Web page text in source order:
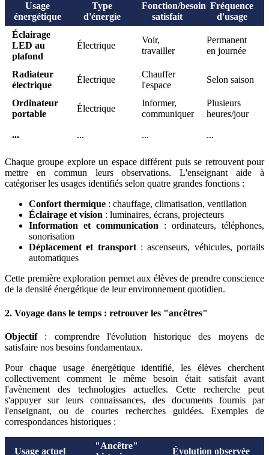
Usage
énergétique
Type
d'énergie
Fonction/besoin
satisfait
Fréquence
d'usage
Éclairage
LED au
plafond
Électrique
Voir,
travailler
Permanent
en journée
Radiateur
électrique
Électrique
Chauffer
l'espace
Selon saison
Ordinateur
portable
Électrique
Informer,
communiquer
Plusieurs
heures/jour
... ... ... ...
Chaque groupe explore un espace différent puis se retrouvent pour
mettre en commun leurs observations. L'enseignant aide à
catégoriser les usages identifiés selon quatre grandes fonctions :
Confort thermique : chauffage, climatisation, ventilation
Éclairage et vision : luminaires, écrans, projecteurs
Information et communication : ordinateurs, téléphones,
sonorisation
Déplacement et transport: ascenseurs, véhicules, portails
automatiques
Cette première exploration permet aux élèves de prendre conscience
de la densité énergétique de leur environnement quotidien.
2. Voyage dans le temps : retrouver les "ancêtres"
Objectif: comprendre l'évolution historique des moyens de
satisfaire nos besoins fondamentaux.
Pour chaque usage énergétique identifié, les élèves cherchent
collectivement comment le même besoin était satisfait avant
l'avènement des technologies actuelles. Cette recherche peut
s'appuyer sur leurs connaissances, des documents fournis par
l'enseignant, ou de courtes recherches guidées. Exemples de
correspondances historiques :
Usage actuel
"Ancêtre"
Évolution observée